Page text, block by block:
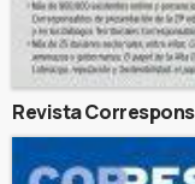
Revista